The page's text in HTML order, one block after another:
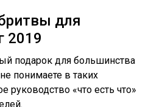
для
2019
подарок для большинства
понимаете в таких
руководство «что есть что»